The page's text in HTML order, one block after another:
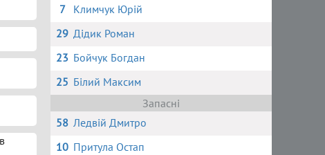
7
Климчук Юрій
29 Дідик Роман
23 Бойчук Богдан
25 Білий Максим
Запасні
58 Ледвій Дмитро
10 Притула Остап